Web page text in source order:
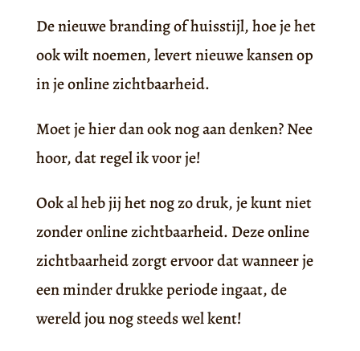
De nieuwe branding of huisstijl, hoe je het
ook wilt noemen, levert nieuwe kansen op
in je online zichtbaarheid.
Moet je hier dan ook nog aan denken? Nee
hoor, dat regel ik voor je!
Ook al heb jij het nog zo druk, je kunt niet
zonder online zichtbaarheid. Deze online
zichtbaarheid zorgt ervoor dat wanneer je
een minder drukke periode ingaat, de
wereld jou nog steeds wel kent!